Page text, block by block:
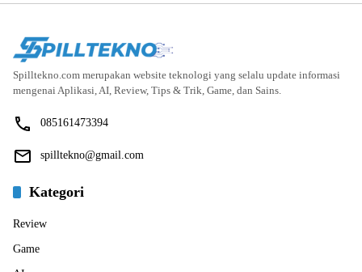
Spilltekno.com merupakan website teknologi yang selalu update informasi
mengenai Aplikasi, AI, Review, Tips & Trik, Game, dan Sains.
085161473394
spilltekno@gmail.com
Kategori
Review
Game